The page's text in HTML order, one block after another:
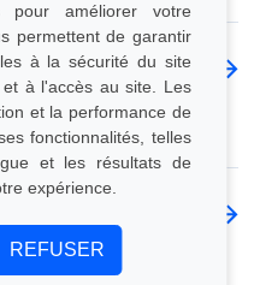
pour améliorer votre
permettent de garantir
à la sécurité du site
à l'accès au site. Les
et la performance de
fonctionnalités, telles
et les résultats de
expérience.
REFUSER